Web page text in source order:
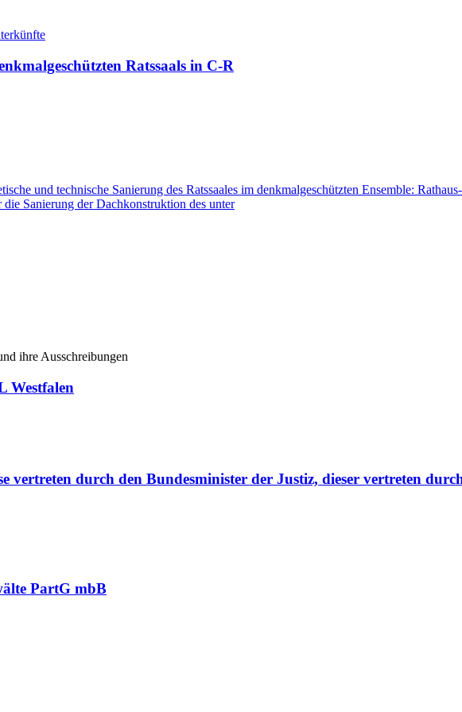
Ratssaals in C-R
und technische Sanierung des Ratssaales im denkmalgeschützten Ensemble:
Sanierung der Dachkonstruktion des unter
ihre Ausschreibungen
Westfalen
vertreten durch den Bundesminister der Justiz, dieser vertreten
PartG mbB